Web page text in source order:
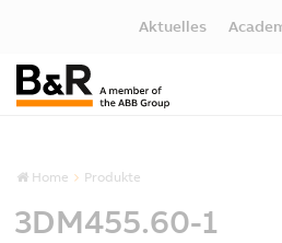
Aktuelles
Home Produkte
3DM455.60-1